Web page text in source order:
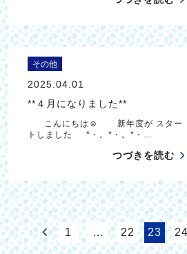
その他
2025.04.01
**４月になりました**
こんにちは☺ 新年度が スター
トしました *・。*・。*・…
つづきを読む
1 … 22 23 24